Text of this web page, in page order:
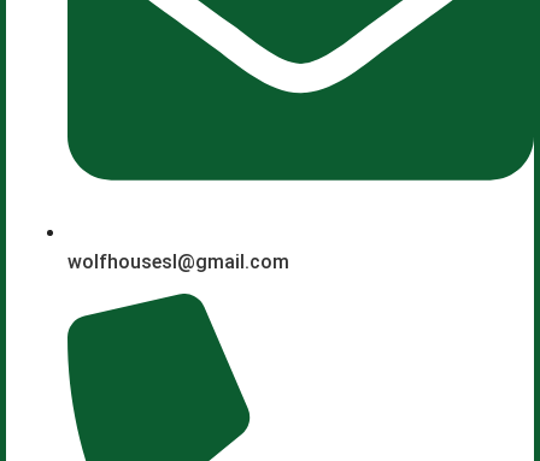
wolfhousesl@gmail.com